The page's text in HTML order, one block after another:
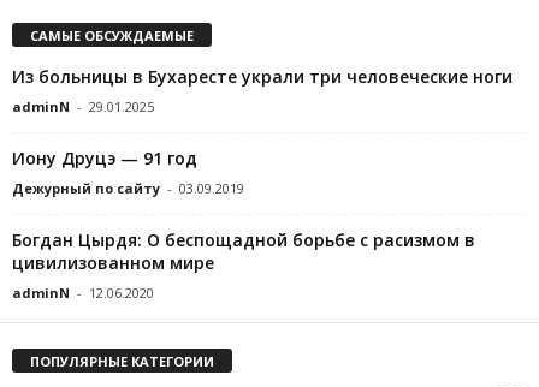
САМЫЕ ОБСУЖДАЕМЫЕ
Из больницы в Бухаресте украли три человеческие ноги
adminN - 29.01.2025
Иону Друцэ — 91 год
Дежурный по сайту - 03.09.2019
Богдан Цырдя: О беспощадной борьбе с расизмом в
цивилизованном мире
adminN - 12.06.2020
ПОПУЛЯРНЫЕ КАТЕГОРИИ